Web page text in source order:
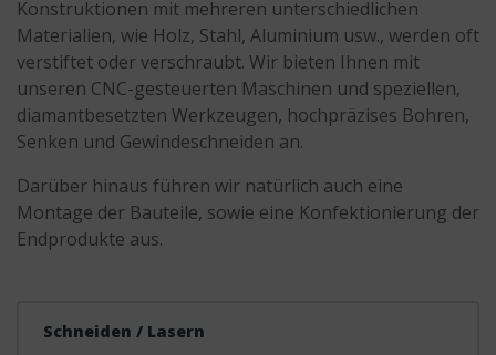
Konstruktionen mit mehreren unterschiedlichen
Materialien, wie Holz, Stahl, Aluminium usw., werden oft
verstiftet oder verschraubt. Wir bieten Ihnen mit
unseren CNC-gesteuerten Maschinen und speziellen,
diamantbesetzten Werkzeugen, hochpräzises Bohren,
Senken und Gewindeschneiden an.
Darüber hinaus führen wir natürlich auch eine
Montage der Bauteile, sowie eine Konfektionierung der
Endprodukte aus.
Schneiden / Lasern